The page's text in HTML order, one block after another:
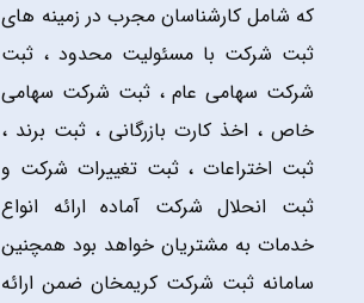
که شامل کارشناسان مجرب در زمینه های
ثبت شرکت با مسئولیت محدود ، ثبت
شرکت سهامی عام ، ثبت شرکت سهامی
خاص ، اخذ کارت بازرگانی ، ثبت برند ،
ثبت اختراعات ، ثبت تغییرات شرکت و
ثبت انحلال شرکت آماده ارائه انواع
خدمات به مشتریان خواهد بود همچنین
سامانه ثبت شرکت کریمخان ضمن ارائه